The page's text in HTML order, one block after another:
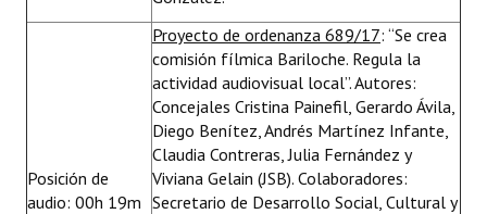
Posición de
audio: 00h 19m
Proyecto de ordenanza 689/17: “Se crea
comisión fílmica Bariloche. Regula la
actividad audiovisual local”. Autores:
Concejales Cristina Painefil, Gerardo Ávila,
Diego Benítez, Andrés Martínez Infante,
Claudia Contreras, Julia Fernández y
Viviana Gelain (JSB). Colaboradores:
Secretario de Desarrollo Social, Cultural y